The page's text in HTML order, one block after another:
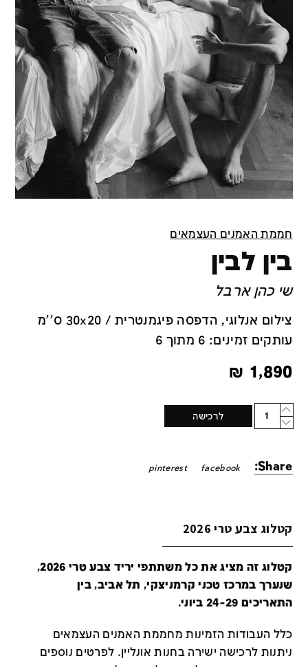
חממת האמנים העצמאים
בין לבין
שי כהן ארבל
צילום אנלוגי, הדפסה פיגמנטרית / 30x20 ס''מ
עותקים זמינים: 6 מתוך 6
1,890
₪
Quantity
לרכישה
Share:
facebook
pinterest
קטלוג צבע טרי 2026
קטלוג זה מציג את כל משתתפי יריד צבע טרי 2026,
שנערך במרכז טכני קרמניצקי, תל אביב, בין
התאריכים 24-29 ביוני.
כלל העבודות הזמינות מחממת האמנים העצמאים
ניתנות לרכישה ישירה בחנות אונליין. לפרטים נוספים